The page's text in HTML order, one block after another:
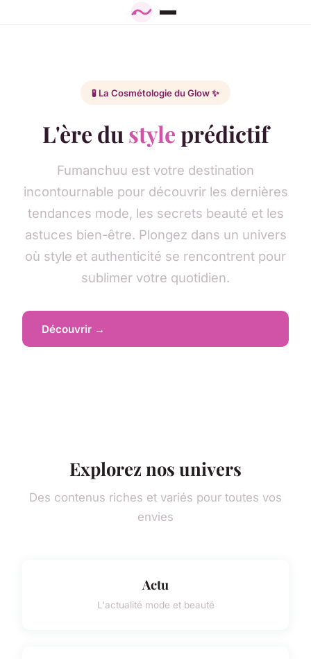
🧪 La Cosmétologie du Glow ✨
L'ère du styleprédictif
Fumanchuu est votre destination
incontournable pour découvrir les dernières
tendances mode, les secrets beauté et les
astuces bien-être. Plongez dans un univers
où style et authenticité se rencontrent pour
sublimer votre quotidien.
Découvrir →
Explorez nos univers
Des contenus riches et variés pour toutes vos
envies
Actu
L'actualité mode et beauté